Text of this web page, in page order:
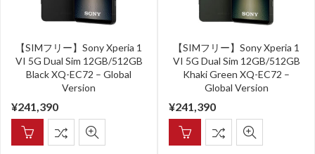
【SIMフリー】Sony Xperia 1
VI 5G Dual Sim 12GB/512GB
Black XQ-EC72 – Global
Version
¥241,390
【SIMフリー】Sony Xperia 1
VI 5G Dual Sim 12GB/512GB
Khaki Green XQ-EC72 –
Global Version
¥241,390